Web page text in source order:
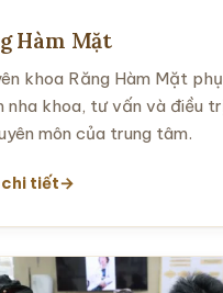
Hàm Mặt
khoa Răng Hàm Mặt
nha khoa, tư vấn và điều
môn của trung tâm.
chi tiết